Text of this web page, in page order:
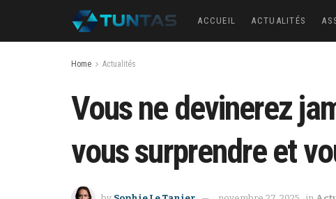
ACCUEIL ACTUALITÉS
Home Actualités
Vous ne devinerez
vous surprendre et